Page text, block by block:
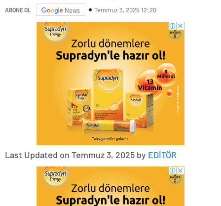
ABONE OL News Temmuz 3, 2025 12:20
Last Updated on Temmuz 3, 2025 by EDİTÖR